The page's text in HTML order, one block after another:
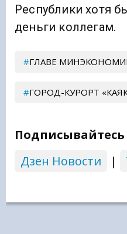
Республики хотя
деньги коллегам.
ГЛАВЕ
ГОРОД-КУРОРТ
Подписывайтесь
Дзен Новости
|